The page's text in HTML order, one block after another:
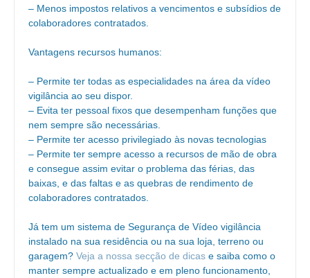
– Menos impostos relativos a vencimentos e subsídios de
colaboradores contratados.
Vantagens recursos humanos:
– Permite ter todas as especialidades na área da vídeo
vigilância ao seu dispor.
– Evita ter pessoal fixos que desempenham funções que
nem sempre são necessárias.
– Permite ter acesso privilegiado às novas tecnologias
– Permite ter sempre acesso a recursos de mão de obra
e consegue assim evitar o problema das férias, das
baixas, e das faltas e as quebras de rendimento de
colaboradores contratados.
Já tem um sistema de Segurança de Vídeo vigilância
instalado na sua residência ou na sua loja, terreno ou
garagem? Veja a nossa secção de dicas e saiba como o
manter sempre actualizado e em pleno funcionamento,